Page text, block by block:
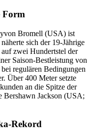
Form
Bromell (USA) ist
sich der 19-Jährige
zwei Hundertstel der
Saison-Bestleistung von
regulären Bedingungen
Über 400 Meter setzte
an die Spitze der
Bershawn Jackson (USA;
Rekord